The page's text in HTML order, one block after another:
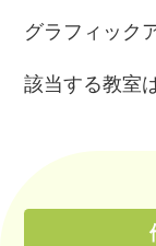
グラフィック
該当する教室